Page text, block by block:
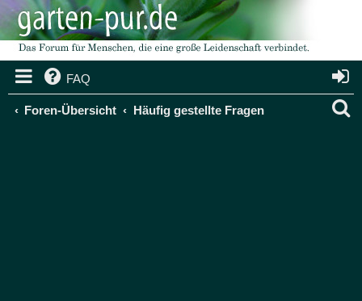
FAQ
Foren-Übersicht Häufig gestellte Fragen